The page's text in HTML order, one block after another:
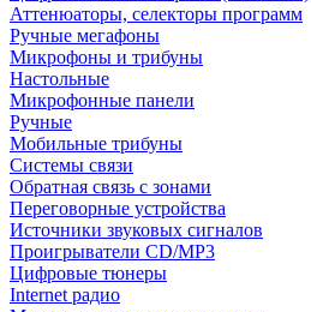
Аттенюаторы, селекторы программ
Ручные мегафоны
Микрофоны и трибуны
Настольные
Микрофонные панели
Ручные
Мобильные трибуны
Системы связи
Обратная связь с зонами
Переговорные устройства
Источники звуковых сигналов
Проигрыватели CD/MP3
Цифровые тюнеры
Internet радио